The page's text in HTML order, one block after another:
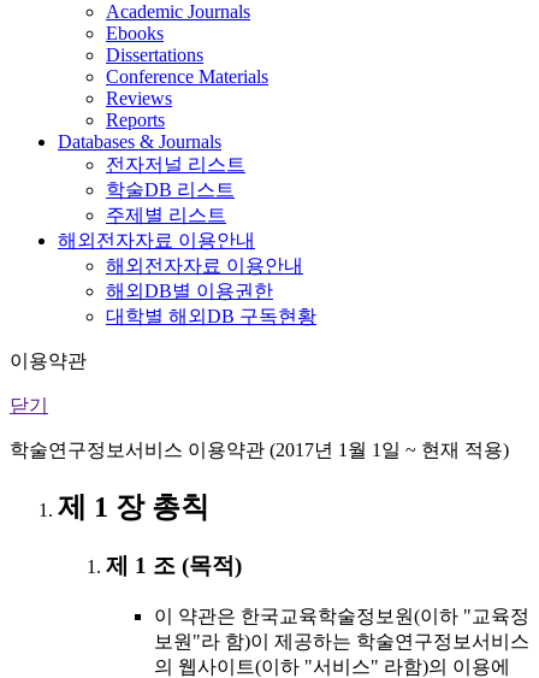
Academic Journals
Ebooks
Dissertations
Conference Materials
Reviews
Reports
Databases & Journals
전자저널 리스트
학술DB 리스트
주제별 리스트
해외전자자료 이용안내
해외전자자료 이용안내
해외DB별 이용권한
대학별 해외DB 구독현황
이용약관
닫기
학술연구정보서비스 이용약관 (2017년 1월 1일 ~ 현재 적용)
제 1 장 총칙
제 1 조 (목적)
이 약관은 한국교육학술정보원(이하 "교육정
보원"라 함)이 제공하는 학술연구정보서비스
의 웹사이트(이하 "서비스" 라함)의 이용에